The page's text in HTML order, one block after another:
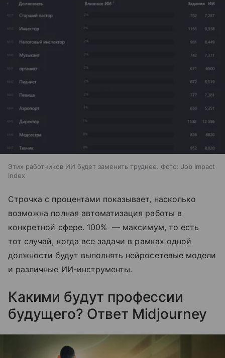
Этих работников ИИ будет заменить труднее. Фото: Job Impact
Index
Строчка с процентами показывает, насколько
возможна полная автоматизация работы в
конкретной сфере. 100% — максимум, то есть
тот случай, когда все задачи в рамках одной
должности будут выполнять нейросетевые модели
и различные ИИ-инструменты.
Какими будут профессии
будущего? Ответ Midjourney